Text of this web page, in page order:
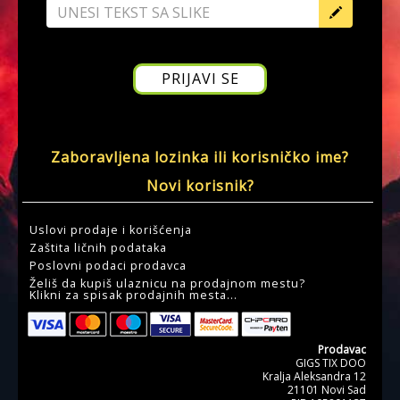
Zaboravljena lozinka ili korisničko ime?
Novi korisnik?
Uslovi prodaje i korišćenja
Zaštita ličnih podataka
Poslovni podaci prodavca
Želiš da kupiš ulaznicu na prodajnom mestu?
Klikni za spisak prodajnih mesta...
Prodavac
GIGS TIX DOO
Kralja Aleksandra 12
21101 Novi Sad